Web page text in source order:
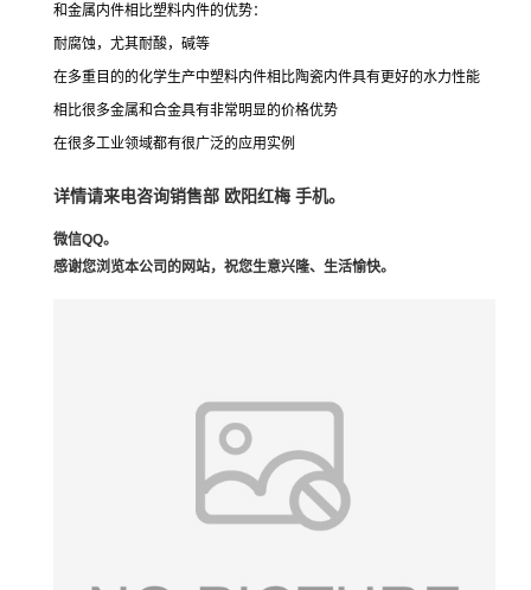
和金属内件相比塑料内件的优势：
耐腐蚀，尤其耐酸，碱等
在多重目的的化学生产中塑料内件相比陶瓷内件具有更好的水力性能
相比很多金属和合金具有非常明显的价格优势
在很多工业领域都有很广泛的应用实例
详情请来电咨询销售部 欧阳红梅 手机。
微信QQ。
感谢您浏览本公司的网站，祝您生意兴隆、生活愉快。